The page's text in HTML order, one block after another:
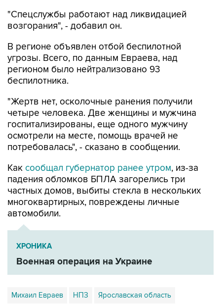
"Спецслужбы работают над ликвидацией
возгорания", - добавил он.
В регионе объявлен отбой беспилотной
угрозы. Всего, по данным Евраева, над
регионом было нейтрализовано 93
беспилотника.
"Жертв нет, осколочные ранения получили
четыре человека. Две женщины и мужчина
госпитализированы, еще одного мужчину
осмотрели на месте, помощь врачей не
потребовалась", - сказано в сообщении.
Как сообщал губернатор ранее утром, из-за
падения обломков БПЛА загорелись три
частных домов, выбиты стекла в нескольких
многоквартирных, повреждены личные
автомобили.
ХРОНИКА
Военная операция на Украине
Михаил Евраев НПЗ Ярославская область